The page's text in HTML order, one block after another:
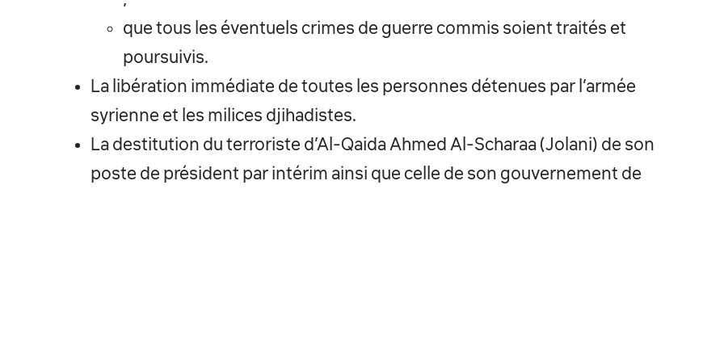
que tous les éventuels crimes de guerre commis soient traités et
poursuivis.
La libération immédiate de toutes les personnes détenues par l’armée
syrienne et les milices djihadistes.
La destitution du terroriste d’Al-Qaida Ahmed Al-Scharaa (Jolani) de son
poste de président par intérim ainsi que celle de son gouvernement de